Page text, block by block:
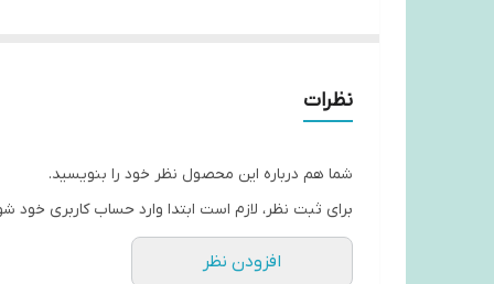
نظرات
شما هم درباره این محصول نظر خود را بنویسید.
برای ثبت نظر، لازم است ابتدا وارد حساب کاربری خود
افزودن نظر